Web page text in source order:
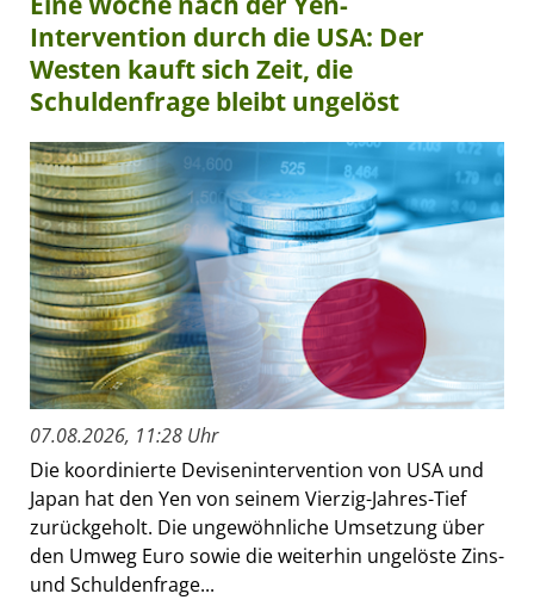
Intervention durch die USA: Der
Westen kauft sich Zeit, die
Schuldenfrage bleibt ungelöst
07.08.2026, 11:28 Uhr
Die koordinierte Devisenintervention von USA und
Japan hat den Yen von seinem Vierzig-Jahres-Tief
zurückgeholt. Die ungewöhnliche Umsetzung über
den Umweg Euro sowie die weiterhin ungelöste Zins-
und Schuldenfrage...